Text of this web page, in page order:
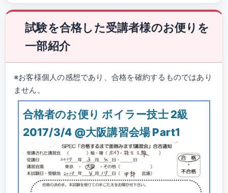
試験を合格した受講者様のお便りを
一部紹介
※お客様個人の感想であり、合格を確約するものではあり
ません。
合格者のお便り ボイラー技士 2級
2017/3/4 @大阪講習会場 Part1